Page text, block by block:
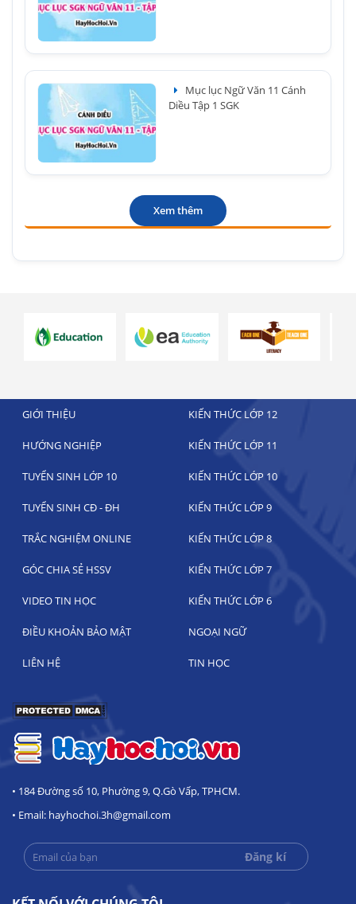
Mục lục Ngữ Văn 11 Cánh
Diều Tập 1 SGK
Xem thêm
GIỚI THIỆU KIẾN THỨC LỚP 12
HƯỚNG NGHIỆP KIẾN THỨC LỚP 11
TUYỂN SINH LỚP 10 KIẾN THỨC LỚP 10
TUYỂN SINH CĐ - ĐH KIẾN THỨC LỚP 9
TRẮC NGHIỆM ONLINE KIẾN THỨC LỚP 8
GÓC CHIA SẺ HSSV KIẾN THỨC LỚP 7
VIDEO TIN HỌC KIẾN THỨC LỚP 6
ĐIỀU KHOẢN BẢO MẬT NGOẠI NGỮ
LIÊN HỆ TIN HỌC
• 184 Đường số 10, Phường 9, Q.Gò Vấp, TPHCM.
• Email: hayhochoi.3h@gmail.com